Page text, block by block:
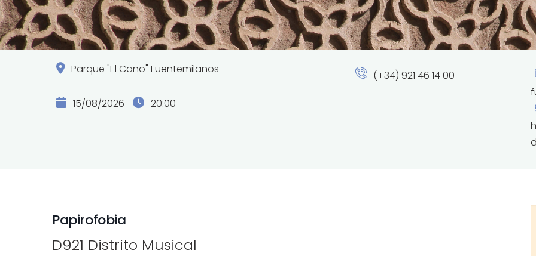
Parque "El Caño" Fuentemilanos
15/08/2026 20:00
(+34) 921 46 14 00
Papirofobia
D921 Distrito Musical